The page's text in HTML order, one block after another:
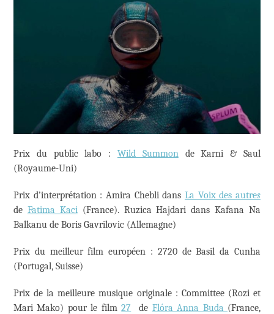
Prix du public labo : Wild Summon de Karni & Saul
(Royaume-Uni)
Prix d’interprétation : Amira Chebli dans La Voix des autres
de Fatima Kaci (France). Ruzica Hajdari dans Kafana Na
Balkanu de Boris Gavrilovic (Allemagne)
Prix du meilleur film européen : 2720 de Basil da Cunha
(Portugal, Suisse)
Prix de la meilleure musique originale : Committee (Rozi et
Mari Mako) pour le film27 de Flóra Anna Buda (France,